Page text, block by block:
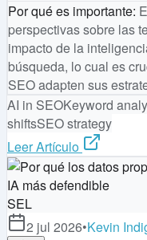
Por qué es importante:
perspectivas sobre las
impacto de la
búsqueda, lo cual es
SEO adapten sus
AI in SEOKeyword
shiftsSEO strategy
Leer Artículo
SEL
2 jul 2026•Kevin